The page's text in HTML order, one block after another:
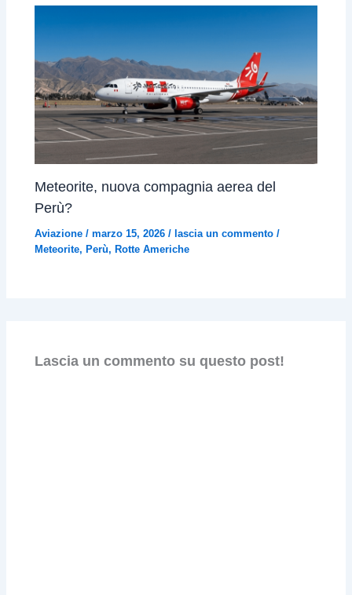
Meteorite, nuova compagnia aerea del
Perù?
Aviazione /marzo 15, 2026/ lascia un commento /
Meteorite, Perù, Rotte Americhe
Lascia un commento su questo post!